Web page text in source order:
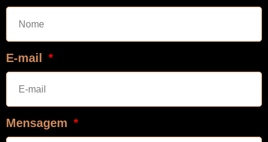
E-mail
Mensagem